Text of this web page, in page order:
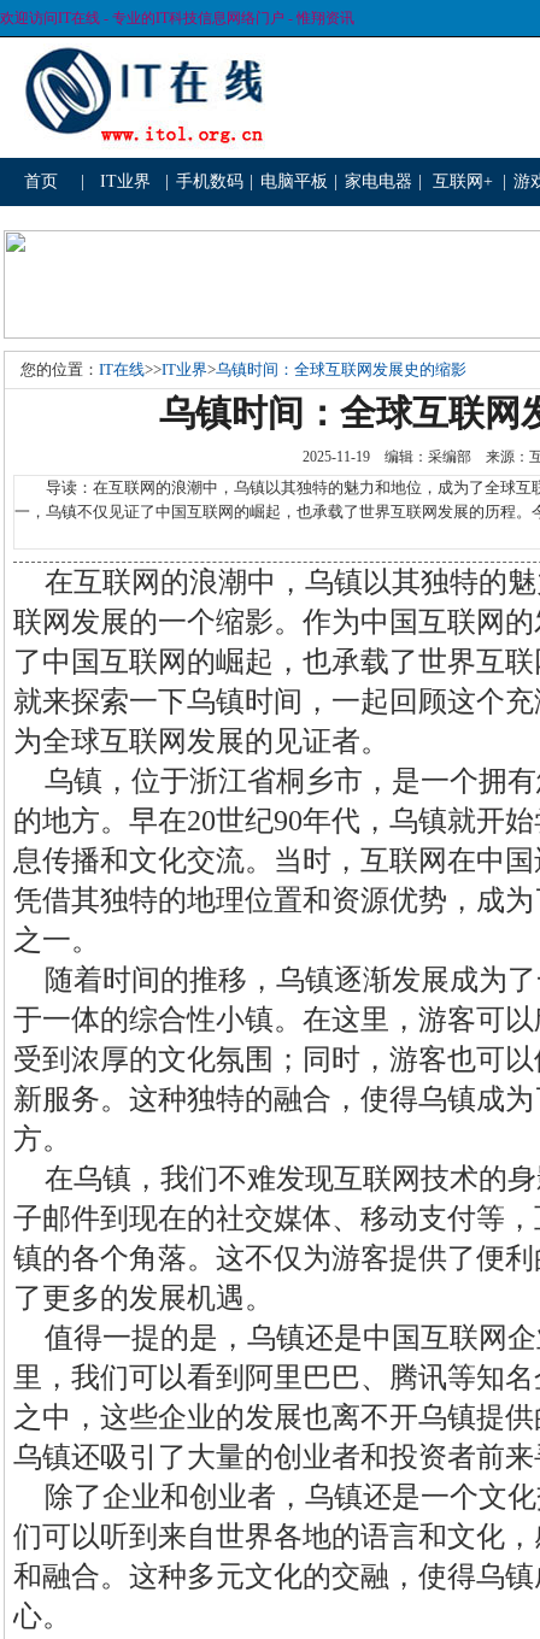
欢迎访问IT在线 - 专业的IT科技信息网络门户 - 惟翔资讯
首页 IT业界 手机数码 电脑平板 家电电器 互联网+ 游
您的位置： IT在线>>IT业界>乌镇时间：全球互联网发展史的缩影
乌镇时间：全球互联网
2025-11-19 编辑：采编部 来源
导读：在互联网的浪潮中，乌镇以其独特的魅力和地位，成为了全球互
一，乌镇不仅见证了中国互联网的崛起，也承载了世界互联网发展的历程。
在互联网的浪潮中，乌镇以其独特的
联网发展的一个缩影。作为中国互联网
了中国互联网的崛起，也承载了世界互
就来探索一下乌镇时间，一起回顾这个
为全球互联网发展的见证者。
乌镇，位于浙江省桐乡市，是一个拥
的地方。早在20世纪90年代，乌镇就开
息传播和文化交流。当时，互联网在中
凭借其独特的地理位置和资源优势，成
之一。
随着时间的推移，乌镇逐渐发展成为
于一体的综合性小镇。在这里，游客可
受到浓厚的文化氛围；同时，游客也可
新服务。这种独特的融合，使得乌镇成
方。
在乌镇，我们不难发现互联网技术的
子邮件到现在的社交媒体、移动支付等
镇的各个角落。这不仅为游客提供了便
了更多的发展机遇。
值得一提的是，乌镇还是中国互联网
里，我们可以看到阿里巴巴、腾讯等知
之中，这些企业的发展也离不开乌镇提
乌镇还吸引了大量的创业者和投资者前
除了企业和创业者，乌镇还是一个文
们可以听到来自世界各地的语言和文化
和融合。这种多元文化的交融，使得乌
心。